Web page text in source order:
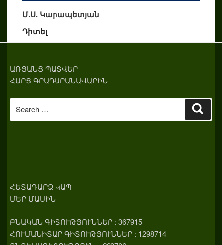
Մ.Ս. Կարապետյան
Դիտել
ԱՌՑԱՆՑ ՊԱՏՎԵՐ
ՀԱՐՑ ԳՐԱԴԱՐԱՆԱՎԱՐԻՆ
for:
ՀԵՏԱԴԱՐՁ ԿԱՊ
ՄԵՐ ՄԱՍԻՆ
ԲՆԱԿԱՆ ԳԻՏՈՒԹՅՈՒՆՆԵՐ : 367915
ՀՈՒՄԱՆԻՏԱՐ ԳԻՏՈՒԹՅՈՒՆՆԵՐ : 1298714